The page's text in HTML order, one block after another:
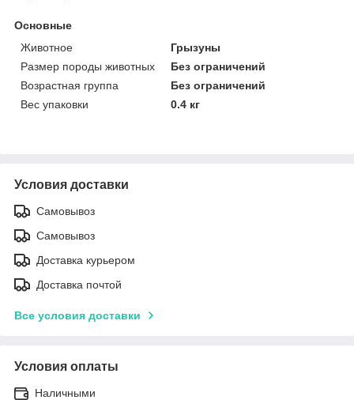
Основные
Животное
Грызуны
Размер породы животных
Без ограничений
Возрастная группа
Без ограничений
Вес упаковки
0.4 кг
Условия доставки
Самовывоз
Самовывоз
Доставка курьером
Доставка почтой
Все условия доставки
Условия оплаты
Наличными